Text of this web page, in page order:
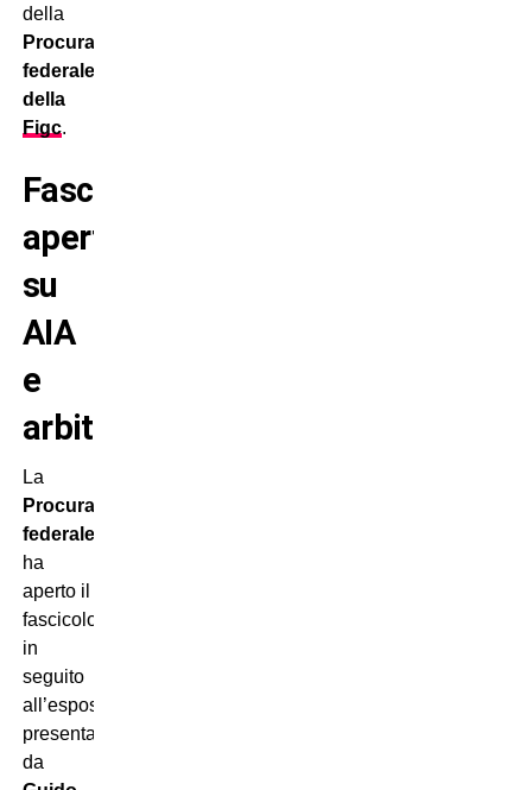
della
Procura
federale
della
Figc.
Fascicolo
aperto
su
AIA
e
arbitri
La
Procura
federale
ha
aperto il
fascicolo
in
seguito
all’esposto
presentato
da